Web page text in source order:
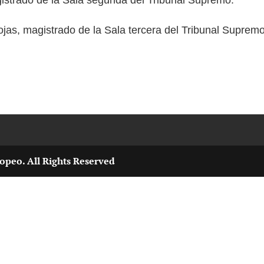
magistrado de la Sala tercera del Tribunal
All Rights Reserved